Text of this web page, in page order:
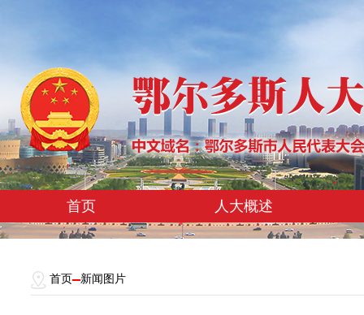
首页 人大概述
首页 新闻图片